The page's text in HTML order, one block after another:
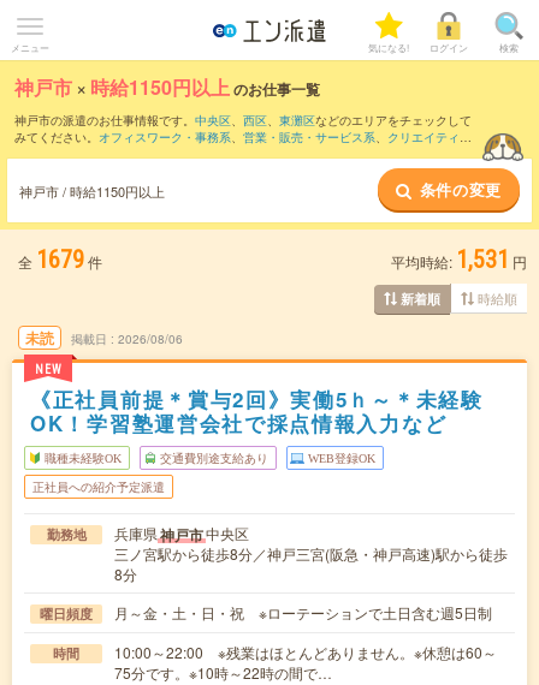
メニュー 気になる! ログイン 検索
神戸市 × 時給1150円以上のお仕事一覧
神戸市の派遣のお仕事情報です。 中央区、 西区、 東灘区などのエリアをチェックして
みてください。 オフィスワーク・事務系、 営業・販売・サービス系、 クリエイティブ
神戸市 / 時給1150円以上 条件の変更
全 1679件 平均時給: 1,531 円
新着順 時給順
未読
NEW
掲載日 2026/08/06
《正社員前提＊賞与2回》実働5ｈ～＊未経験
OK！学習塾運営会社で採点情報入力など
職種未経験OK 交通費別途支給あり WEB登録OK
正社員への紹介予定派遣
勤務地 兵庫県神戸市中央区
三ノ宮駅から徒歩8分／神戸三宮(阪急・神戸高速)駅から徒歩
8分
曜日頻度 月～金・土・日・祝 ※ローテーションで土日含む週5日制
時間
10:00～22:00 ※残業はほとんどありません。※休憩は60～
75分です。※10時～22時の間で…